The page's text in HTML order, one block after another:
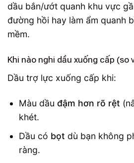
dầu bắn/ướt quanh khu vực
đường hồi hay làm ẩm quanh
mềm.
Khi nào nghi dầu xuống cấp (so
Dầu trợ lực xuống cấp khi:
Màu dầu đậm hơn rõ rệt
khét.
Dầu có bọt dù bạn không
ràng.